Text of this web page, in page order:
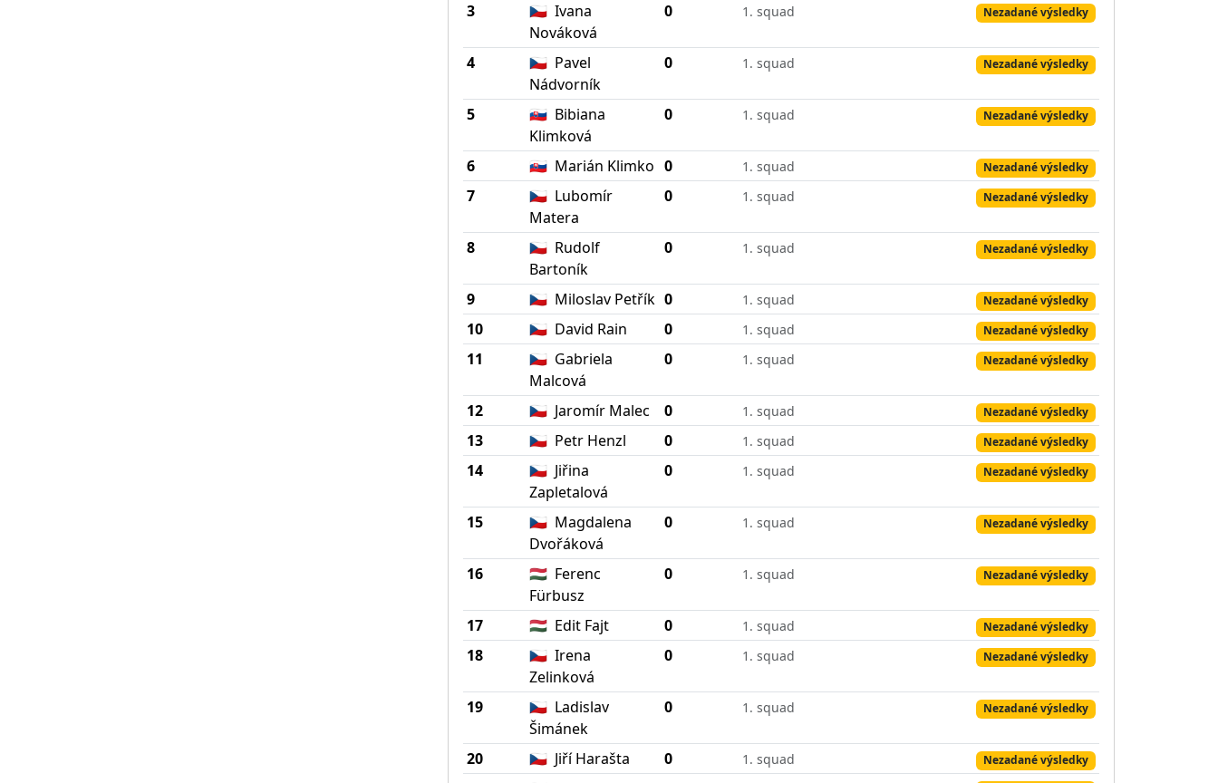
3 🇨🇿 Ivana
Nováková
0 1. squad Nezadané výsledky
4 🇨🇿 Pavel
Nádvorník
0 1. squad Nezadané výsledky
5 🇸🇰 Bibiana
Klimková
0 1. squad Nezadané výsledky
6 🇸🇰 Marián Klimko 0 1. squad Nezadané výsledky
7 🇨🇿 Lubomír
Matera
0 1. squad Nezadané výsledky
8 🇨🇿 Rudolf
Bartoník
0 1. squad Nezadané výsledky
9 🇨🇿 Miloslav Petřík 0 1. squad Nezadané výsledky
10 🇨🇿 David Rain 0 1. squad Nezadané výsledky
11 🇨🇿 Gabriela
Malcová
0 1. squad Nezadané výsledky
12 🇨🇿 Jaromír Malec 0 1. squad Nezadané výsledky
13 🇨🇿 Petr Henzl 0 1. squad Nezadané výsledky
14 🇨🇿 Jiřina
Zapletalová
0 1. squad Nezadané výsledky
15 🇨🇿 Magdalena
Dvořáková
0 1. squad Nezadané výsledky
16 🇭🇺 Ferenc
Fürbusz
0 1. squad Nezadané výsledky
17 🇭🇺 Edit Fajt 0 1. squad Nezadané výsledky
18 🇨🇿 Irena
Zelinková
0 1. squad Nezadané výsledky
19 🇨🇿 Ladislav
Šimánek
0 1. squad Nezadané výsledky
20 🇨🇿 Jiří Harašta 0 1. squad Nezadané výsledky